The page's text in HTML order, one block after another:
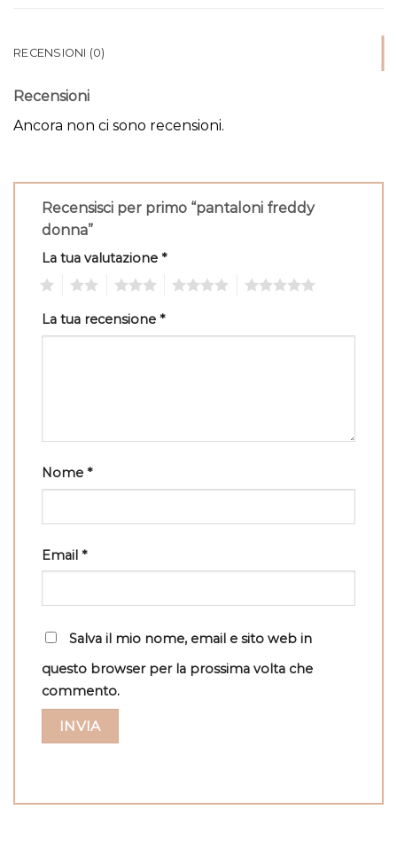
RECENSIONI (0)
Recensioni
Ancora non ci sono recensioni.
Recensisci per primo “pantaloni freddy
donna”
La tua valutazione *
La tua recensione *
Nome *
Email *
Salva il mio nome, email e sito web in
questo browser per la prossima volta che
commento.